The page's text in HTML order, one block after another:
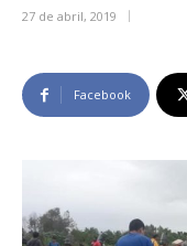
27 de abril, 2019
Facebook